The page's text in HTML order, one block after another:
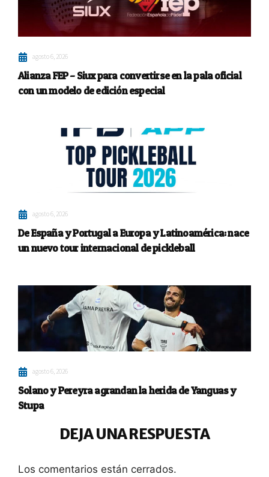
agosto 6, 2026
Alianza FEP – Siux para convertirse en la pala oficial
con un modelo de edición especial
agosto 6, 2026
De España y Portugal a Europa y Latinoamérica: nace
un nuevo tour internacional de pickleball
agosto 6, 2026
Solano y Pereyra agrandan la herida de Yanguas y
Stupa
DEJA UNA RESPUESTA
Los comentarios están cerrados.